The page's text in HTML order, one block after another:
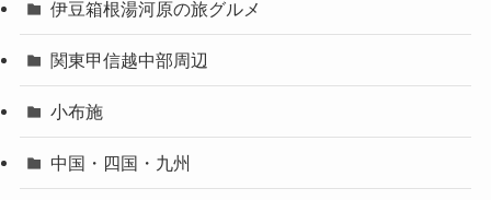
伊豆箱根湯河原の旅グルメ
関東甲信越中部周辺
小布施
中国・四国・九州